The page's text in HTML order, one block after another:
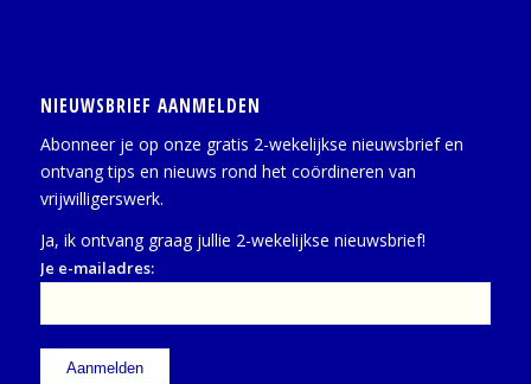
NIEUWSBRIEF AANMELDEN
Abonneer je op onze gratis 2-wekelijkse nieuwsbrief en
ontvang tips en nieuws rond het coördineren van
vrijwilligerswerk.
Ja, ik ontvang graag jullie 2-wekelijkse nieuwsbrief!
Je e-mailadres: